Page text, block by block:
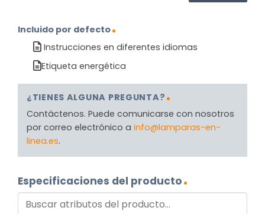
Incluido por defecto
Instrucciones en diferentes idiomas
Etiqueta energética
¿TIENES ALGUNA PREGUNTA?
Contáctenos. Puede comunicarse con nosotros
por correo electrónico a info@lamparas-en-
linea.es.
Especificaciones del producto